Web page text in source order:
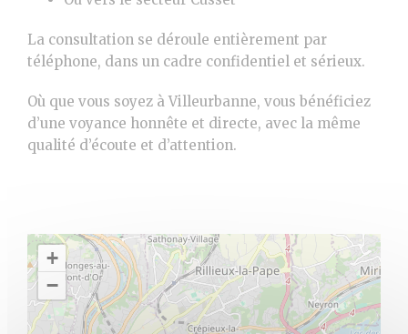
La consultation se déroule entièrement par
téléphone, dans un cadre confidentiel et sérieux.
Où que vous soyez à Villeurbanne, vous bénéficiez
d’une voyance honnête et directe, avec la même
qualité d’écoute et d’attention.
+
−